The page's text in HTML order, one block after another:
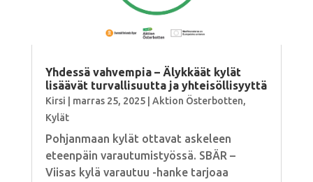
Yhdessä vahvempia – Älykkäät kylät
lisäävät turvallisuutta ja yhteisöllisyyttä
Kirsi marras 25, 2025| Aktion Österbotten,
Kylät
Pohjanmaan kylät ottavat askeleen
eteenpäin varautumistyössä. SBÄR –
Viisas kylä varautuu -hanke tarjoaa